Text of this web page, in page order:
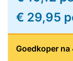
€ 29,95
Goedkoper